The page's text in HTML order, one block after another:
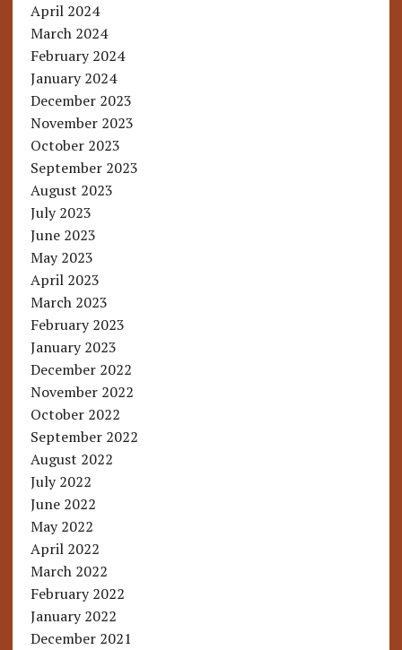
April 2024
March 2024
February 2024
January 2024
December 2023
November 2023
October 2023
September 2023
August 2023
July 2023
June 2023
May 2023
April 2023
March 2023
February 2023
January 2023
December 2022
November 2022
October 2022
September 2022
August 2022
July 2022
June 2022
May 2022
April 2022
March 2022
February 2022
January 2022
December 2021